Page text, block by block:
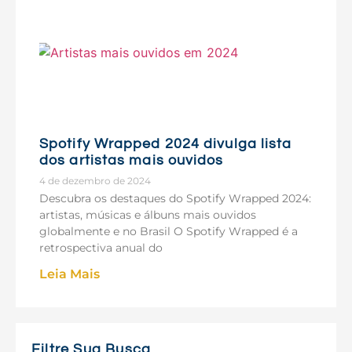
Spotify Wrapped 2024 divulga lista
dos artistas mais ouvidos
4 de dezembro de 2024
Descubra os destaques do Spotify Wrapped 2024:
artistas, músicas e álbuns mais ouvidos
globalmente e no Brasil O Spotify Wrapped é a
retrospectiva anual do
Leia Mais